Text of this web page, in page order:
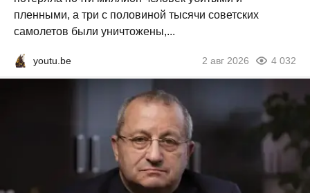
пленными, а три с половиной тысячи советских
самолетов были уничтожены,...
youtu.be 2 авг 2026 4 032